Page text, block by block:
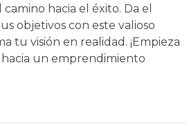
hacia el éxito. Da el
objetivos con este valioso
tu visión en realidad. ¡Empieza
hacia un emprendimiento